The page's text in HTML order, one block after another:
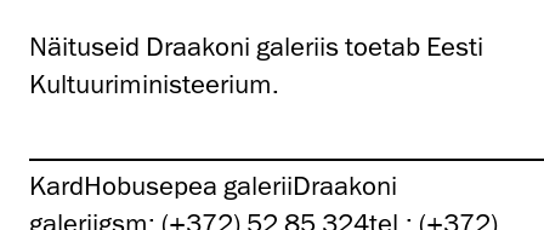
Näituseid Draakoni galeriis toetab Eesti
Kultuuriministeerium.
KardHobusepea galeriiDraakoni
galeriigsm: (+372) 52 85 324tel.: (+372)